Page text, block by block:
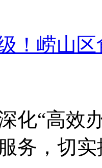
！崂山
“高效办
务，切